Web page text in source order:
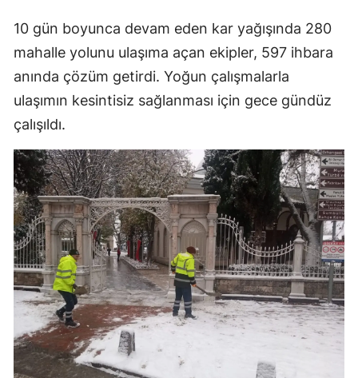
10 gün boyunca devam eden kar yağışında 280
mahalle yolunu ulaşıma açan ekipler, 597 ihbara
anında çözüm getirdi. Yoğun çalışmalarla
ulaşımın kesintisiz sağlanması için gece gündüz
çalışıldı.